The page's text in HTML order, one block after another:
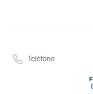
Teléfono